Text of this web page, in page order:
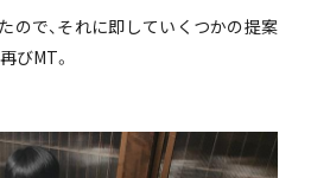
ので、それに即していくつかの提案
びMT。